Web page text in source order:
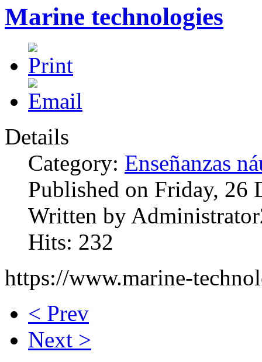
Marine technologies
Details
Category: Enseñanzas
Published on Friday, 26
Written by
Hits: 232
https://www.marine-
< Prev
Next >